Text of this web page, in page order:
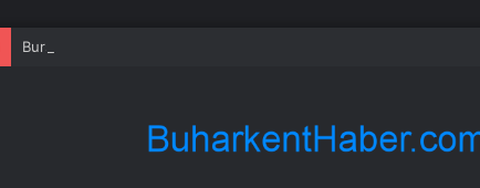
Bursa Nilüfer’de Başkan Özdemir, Esentepeliler’i dinledi